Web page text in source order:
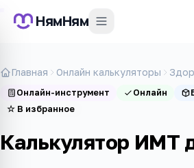
НямНям
Главная Онлайн калькуляторы
Онлайн-инструмент Онлайн
☆ В избранное
Калькулятор ИМТ